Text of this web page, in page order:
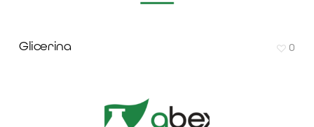
Glicerina 0